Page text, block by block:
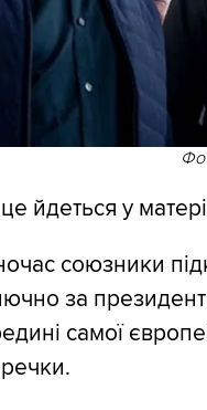
йдеться у
союзники
за
самої